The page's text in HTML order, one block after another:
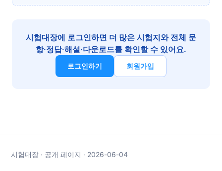
시험대장에 로그인하면 더 많은 시험지와 전체 문
항·정답·해설·다운로드를 확인할 수 있어요.
로그인하기 회원가입
시험대장 · 공개 페이지 · 2026-06-04